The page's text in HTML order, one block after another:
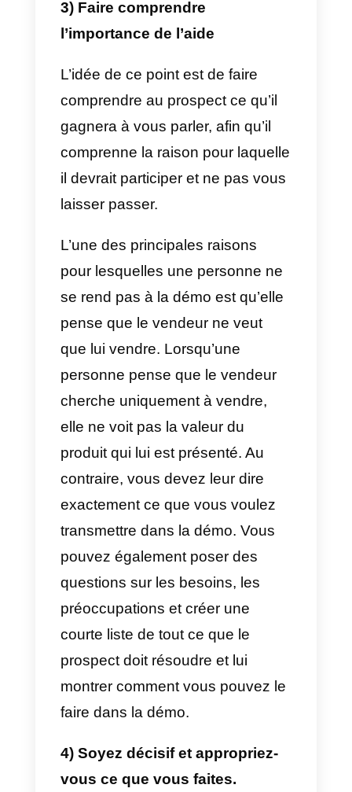
Cela est dû au fait que la
personne n’a jamais compris la
valeur du produit qui lui est
présenté et comment il peut
l’aider à améliorer ses résultats et
son activité. Il est donc
une démo, vous la
et montriez à votre prospect
comment ce que vous lui vendez
va l’aider, ceci avec des
exemples interactifs et originaux.
2) Effectuer une recherche de
pistes appropriée
L’idée de ce point, et peut-être
l’un des plus importants, est que
vous devez faire une bonne
recherche avant d’engager une
conversation ou un appel avec
votre prospect. Cela signifie que
vous devez apprendre à
connaître la personne, ce qu’elle
aime et n’aime pas, ses